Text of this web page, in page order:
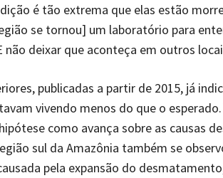
é tão extrema que elas estão
se tornou] um laboratório para
não deixar que aconteça em outros
publicadas a partir de 2015, já
vivendo menos do que o
como avança sobre as causas
sul da Amazônia também se
pela expansão do